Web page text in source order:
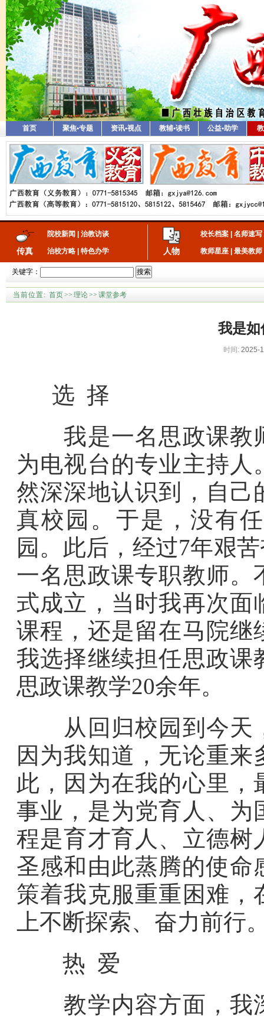
首页 聚焦•专题 资讯•视点 教辅•读书 公益•助学
传真
院校新闻 治教访谈
治校方略 特色办学 人物
校长档案 名师速写
教师星座 最美教师
关键字： 搜索
当前位置: 首页>> 理论>> 课堂参考
我是
时间: 2025-
选 择
我是一名思政课教
为电视台的专业主持
然深深地认识到，自己
真校园。于是，没有
园。此后，经过7年艰
一名思政课专职教师。
式成立，当时我再次面
课程，还是留在马院继
我选择继续担任思政课
思政课教学20余年。
从回归校园到今天
因为我知道，无论重
此，因为在我的心里
事业，是为党育人、为
程是育才育人、立德树
圣感和由此蒸腾的使命
策着我克服重重困难，
上不断探索、奋力前行
热 爱
教学内容方面，我